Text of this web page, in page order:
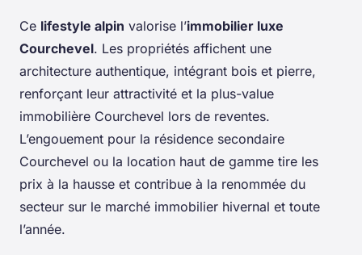
Ce lifestyle alpin valorise l’immobilier luxe
Courchevel. Les propriétés affichent une
architecture authentique, intégrant bois et pierre,
renforçant leur attractivité et la plus-value
immobilière Courchevel lors de reventes.
L’engouement pour la résidence secondaire
Courchevel ou la location haut de gamme tire les
prix à la hausse et contribue à la renommée du
secteur sur le marché immobilier hivernal et toute
l’année.